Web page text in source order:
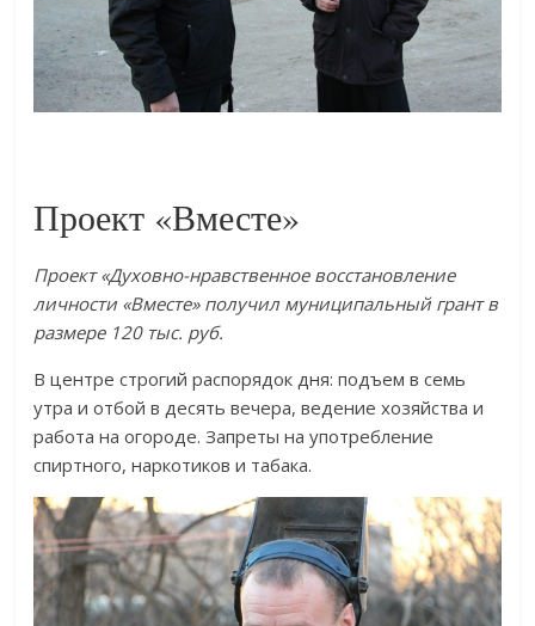
Проект «Вместе»
Проект «Духовно-нравственное восстановление
личности «Вместе» получил муниципальный грант в
размере 120 тыс. руб.
В центре строгий распорядок дня: подъем в семь
утра и отбой в десять вечера, ведение хозяйства и
работа на огороде. Запреты на употребление
спиртного, наркотиков и табака.